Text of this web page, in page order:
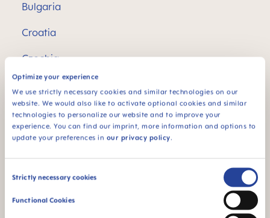
Optimize your experience
We use strictly necessary cookies and similar technologies on our
website. We would also like to activate optional cookies and similar
technologies to personalize our website and to improve your
experience. You can find our imprint, more information and options to
update your preferences in our privacy policy.
Consent
Strictly necessary cookies
Functional Cookies
Bulgaria
Croatia
Czechia
Denmark
Estonia
Finland